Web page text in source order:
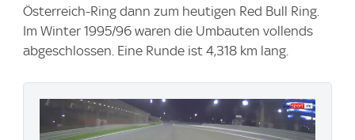
Österreich-Ring dann zum heutigen Red Bull Ring.
Im Winter 1995/96 waren die Umbauten vollends
abgeschlossen. Eine Runde ist 4,318 km lang.